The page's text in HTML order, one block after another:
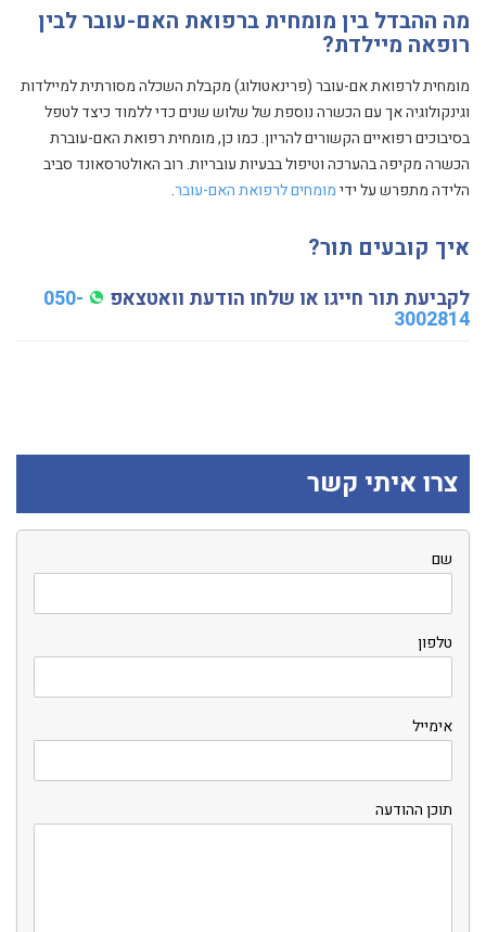
מה ההבדל בין מומחית ברפואת האם-עובר לבין
רופאה מיילדת?
מומחית לרפואת אם-עובר (פרינאטולוג) מקבלת השכלה מסורתית למיילדות
וגינקולוגיה אך עם הכשרה נוספת של שלוש שנים כדי ללמוד כיצד לטפל
בסיבוכים רפואיים הקשורים להריון. כמו כן, מומחית רפואת האם-עוברת
הכשרה מקיפה בהערכה וטיפול בבעיות עובריות. רוב האולטרסאונד סביב
הלידה מתפרש על ידימומחים לרפואת האם-עובר.
איך קובעים תור?
לקביעת תור חייגו או שלחו הודעת וואטצאפ 050-
3002814
צרו איתי קשר
שם
טלפון
אימייל
תוכן ההודעה